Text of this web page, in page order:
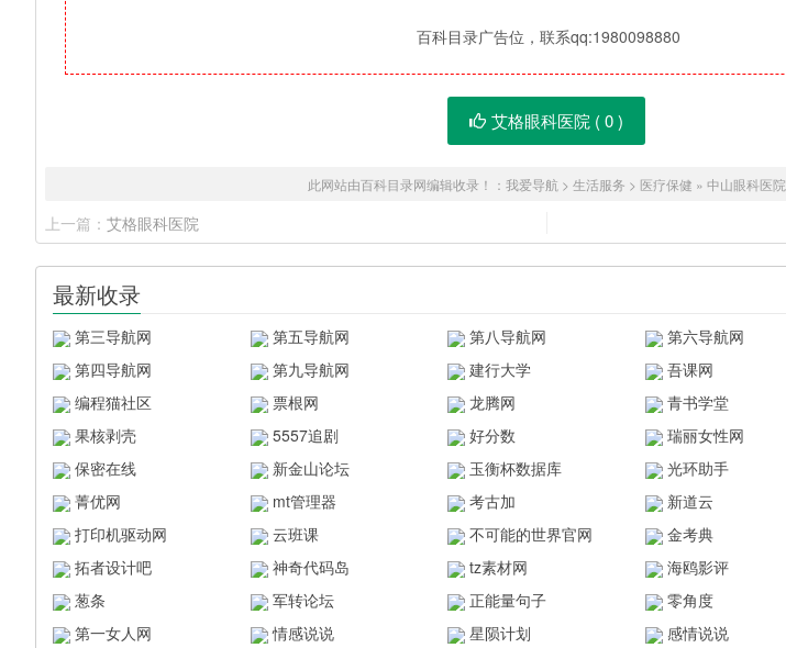
百科目录广告位，联系qq:1980098880
艾格眼科医院 (0)
此网站由百科目录网编辑收录！： 我爱导航 > 生活服务 > 医疗保健 » 中山眼科医院
上一篇： 艾格眼科医院
最新收录
第三导航网 第五导航网 第八导航网 第六导航网
第四导航网
第九导航网 建行大学 吾课网
编程猫社区
票根网 龙腾网 青书学堂
果核剥壳
5557追剧 好分数 瑞丽女性网
保密在线
新金山论坛 玉衡杯数据库 光环助手
菁优网
mt管理器 考古加 新道云
打印机驱动网
云班课 不可能的世界官网 金考典
拓者设计吧
神奇代码岛 tz素材网 海鸥影评
葱条
军转论坛 正能量句子 零角度
第一女人网
情感说说 星陨计划 感情说说